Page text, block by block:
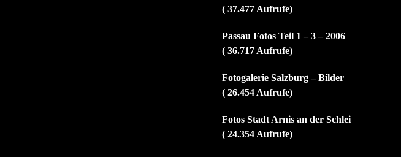
( 37.477 Aufrufe)
Passau Fotos Teil 1 – 3 – 2006
( 36.717 Aufrufe)
Fotogalerie Salzburg – Bilder
( 26.454 Aufrufe)
Fotos Stadt Arnis an der Schlei
( 24.354 Aufrufe)